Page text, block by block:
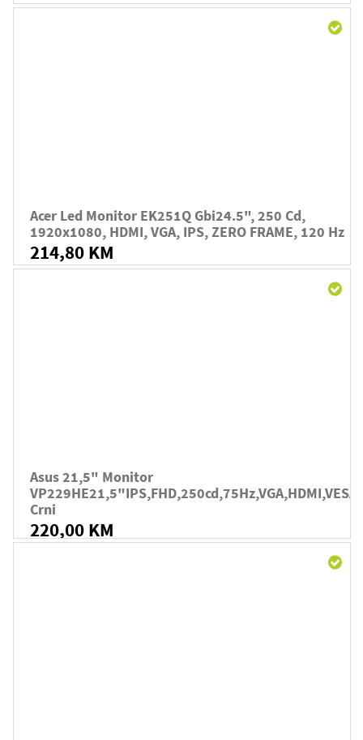
Acer Led Monitor EK251Q Gbi24.5", 250 Cd,
1920x1080, HDMI, VGA, IPS, ZERO FRAME, 120 Hz
214,80 KM
Asus 21,5" Monitor
Crni
220,00 KM